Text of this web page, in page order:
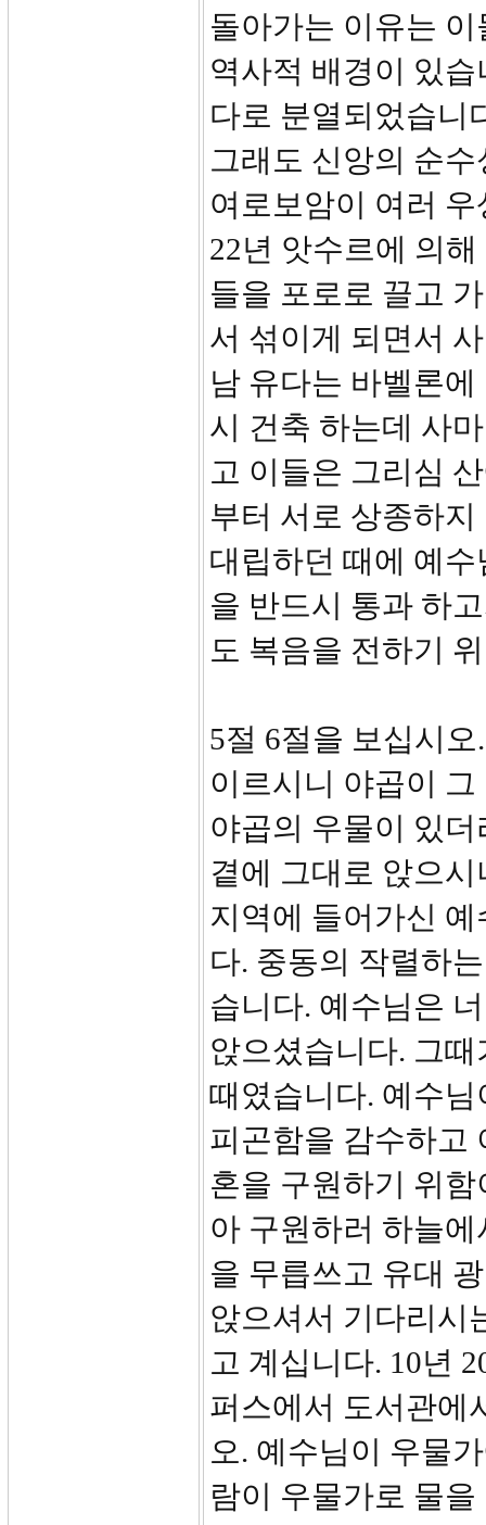
돌아가는 이유는
역사적 배경이 있
다로 분열되었습니
그래도 신앙의 순
여로보암이 여러
22년 앗수르에 의
들을 포로로 끌고
서 섞이게 되면서
남 유다는 바벨론
시 건축 하는데 사
고 이들은 그리심
부터 서로 상종하
대립하던 때에 예
을 반드시 통과 하
도 복음을 전하기
5절 6절을 보십시
이르시니 야곱이
야곱의 우물이 있
곁에 그대로 앉으
지역에 들어가신
다. 중동의 작렬하
습니다. 예수님은
앉으셨습니다. 그
때였습니다. 예수
피곤함을 감수하고
혼을 구원하기 위
아 구원하러 하늘
을 무릅쓰고 유대
앉으셔서 기다리시
고 계십니다. 10년
퍼스에서 도서관에
오. 예수님이 우물
람이 우물가로 물